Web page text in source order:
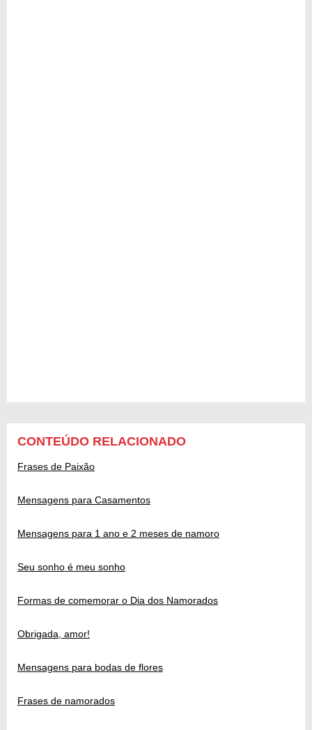
CONTEÚDO RELACIONADO
Frases de Paixão
Mensagens para Casamentos
Mensagens para 1 ano e 2 meses de namoro
Seu sonho é meu sonho
Formas de comemorar o Dia dos Namorados
Obrigada, amor!
Mensagens para bodas de flores
Frases de namorados